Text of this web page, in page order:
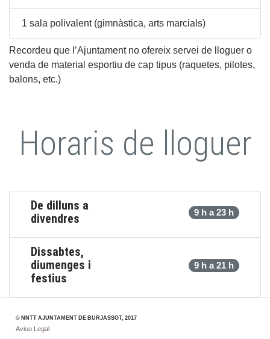
1 sala polivalent (gimnàstica, arts marcials)
Recordeu que l’Ajuntament no ofereix servei de lloguer o
venda de material esportiu de cap tipus (raquetes, pilotes,
balons, etc.)
Horaris de lloguer
De dilluns a
divendres
9 h a 23 h
Dissabtes,
diumenges i
festius
9 h a 21 h
© NNTT AJUNTAMENT DE BURJASSOT, 2017
Aviso Legal